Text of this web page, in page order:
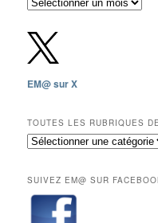
depuis
2009,
sauf
12
mois
réservés
aux
EM@ sur X
TOUTES LES RUBRIQUES
Toutes
de
Edition
Multimédi@
SUIVEZ EM@ SUR